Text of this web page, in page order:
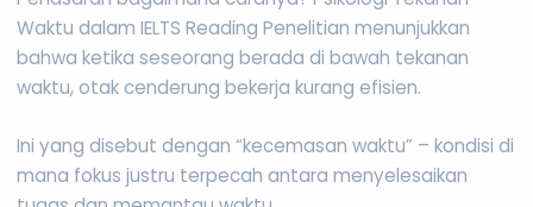
Waktu dalam IELTS Reading Penelitian menunjukkan
bahwa ketika seseorang berada di bawah tekanan
waktu, otak cenderung bekerja kurang efisien.
Ini yang disebut dengan “kecemasan waktu” – kondisi di
mana fokus justru terpecah antara menyelesaikan